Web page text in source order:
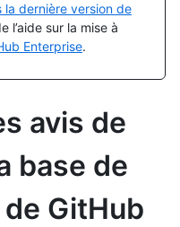
dernière version de
l’aide sur la mise à
Enterprise.
avis de
base de
de GitHub